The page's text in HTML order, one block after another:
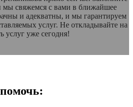
мы свяжемся с вами в ближайшее
и адекватны, и мы гарантируем
услуг. Не откладывайте на
услуг уже сегодня!